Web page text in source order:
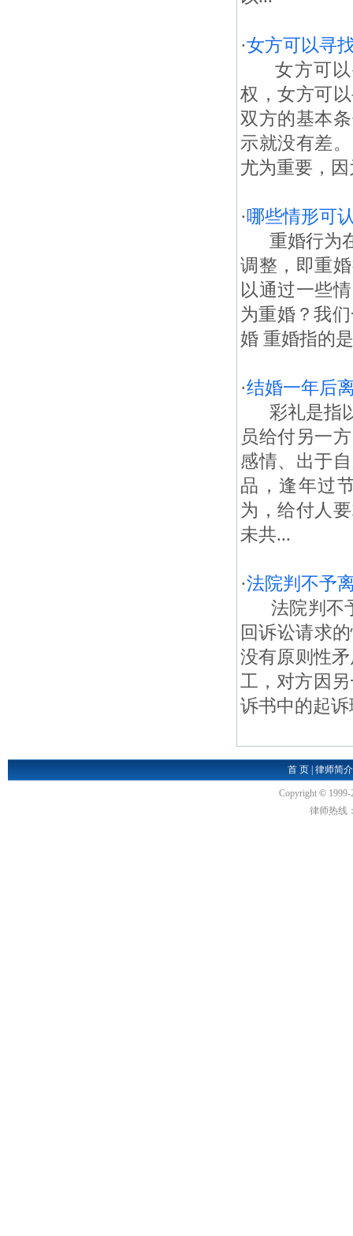
·女方可以寻
女方可以
权，女方可
双方的基本
示就没有差
尤为重要，
·哪些情形可
重婚行为在
调整，即重
以通过一些
为重婚？我
婚 重婚指的
·结婚一年后
彩礼是指以
员给付另一
感情、出于
品，逢年过
为，给付人
未共...
·法院判不予
法院判不予
回诉讼请求
没有原则性
工，对方因
诉书中的起
首 页| 律师简介
Copyright ©
律师热线